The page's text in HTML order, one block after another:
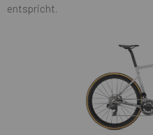
entspricht.